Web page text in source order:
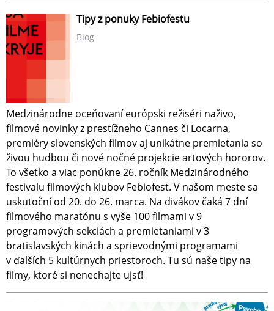
Tipy z ponuky Febiofestu
Blog
Medzinárodne oceňovaní európski režiséri naživo,
filmové novinky z prestížneho Cannes či Locarna,
premiéry slovenských filmov aj unikátne premietania so
živou hudbou či nové nočné projekcie artových hororov.
To všetko a viac ponúkne 26. ročník Medzinárodného
festivalu filmových klubov Febiofest. V našom meste sa
uskutoční od 20. do 26. marca. Na divákov čaká 7 dní
filmového maratónu s vyše 100 filmami v 9
programových sekciách a premietaniami v 3
bratislavských kinách a sprievodnými programami
v ďalších 5 kultúrnych priestoroch. Tu sú naše tipy na
filmy, ktoré si nenechajte ujsť!